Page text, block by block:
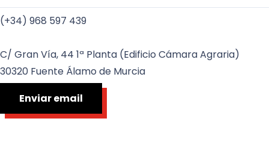
(+34) 968 597 439
C/ Gran Vía, 44 1ª Planta (Edificio Cámara Agraria)
30320 Fuente Álamo de Murcia
Enviar email